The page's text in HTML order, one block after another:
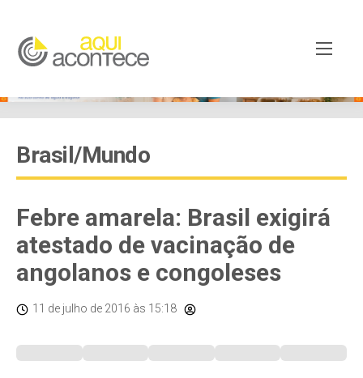
Brasil/Mundo
Febre amarela: Brasil exigirá
atestado de vacinação de
angolanos e congoleses
11 de julho de 2016 às 15:18